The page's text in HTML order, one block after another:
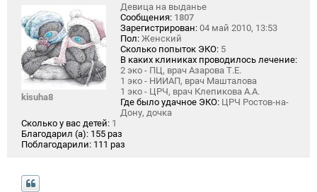
kisuha8
Девица на выданье
Сообщения: 1807
Зарегистрирован: 04 май 2010, 13:53
Пол: Женский
Сколько попыток ЭКО: 5
В каких клиниках проводилось лечение:
2 эко - ПЦ, врач Азарова Т.Е.
1 эко - НИИАП, врач Машталова
1 эко - ЦРЧ, врач Клепикова А.А.
Где было удачное ЭКО: ЦРЧ Ростов-на-
Дону, дочка
Сколько у вас детей: 1
Благодарил (а): 155 раз
Поблагодарили: 111 раз